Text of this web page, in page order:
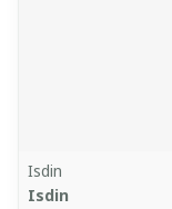
Isdin
Isdin